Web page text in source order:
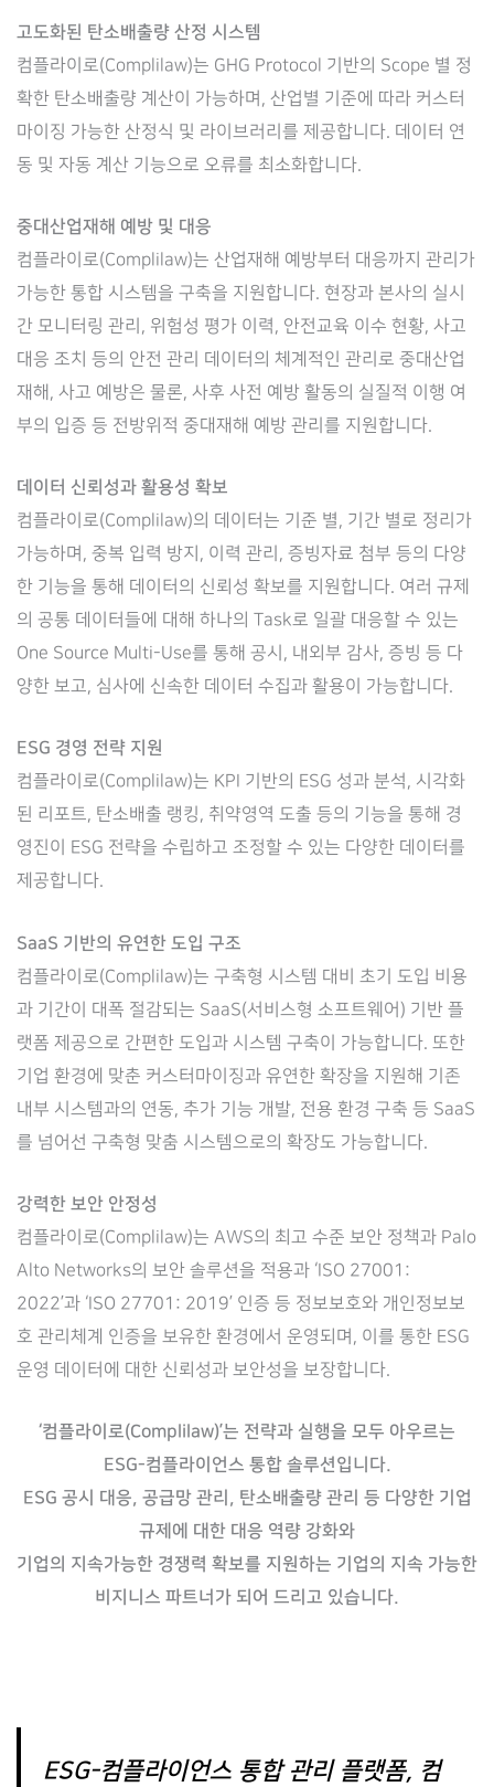
고도화된 탄소배출량 산정 시스템
컴플라이로(Complilaw)는 GHG Protocol 기반의 Scope 별 정
확한 탄소배출량 계산이 가능하며, 산업별 기준에 따라 커스터
마이징 가능한 산정식 및 라이브러리를 제공합니다. 데이터 연
동 및 자동 계산 기능으로 오류를 최소화합니다.
중대산업재해 예방 및 대응
컴플라이로(Complilaw)는 산업재해 예방부터 대응까지 관리가
가능한 통합 시스템을 구축을 지원합니다. 현장과 본사의 실시
간 모니터링 관리, 위험성 평가 이력, 안전교육 이수 현황, 사고
대응 조치 등의 안전 관리 데이터의 체계적인 관리로 중대산업
재해, 사고 예방은 물론, 사후 사전 예방 활동의 실질적 이행 여
부의 입증 등 전방위적 중대재해 예방 관리를 지원합니다.
데이터 신뢰성과 활용성 확보
컴플라이로(Complilaw)의 데이터는 기준 별, 기간 별로 정리가
가능하며, 중복 입력 방지, 이력 관리, 증빙자료 첨부 등의 다양
한 기능을 통해 데이터의 신뢰성 확보를 지원합니다. 여러 규제
의 공통 데이터들에 대해 하나의 Task로 일괄 대응할 수 있는
One Source Multi-Use를 통해 공시, 내외부 감사, 증빙 등 다
양한 보고, 심사에 신속한 데이터 수집과 활용이 가능합니다.
ESG 경영 전략 지원
컴플라이로(Complilaw)는 KPI 기반의 ESG 성과 분석, 시각화
된 리포트, 탄소배출 랭킹, 취약영역 도출 등의 기능을 통해 경
영진이 ESG 전략을 수립하고 조정할 수 있는 다양한 데이터를
제공합니다.
SaaS 기반의 유연한 도입 구조
컴플라이로(Complilaw)는 구축형 시스템 대비 초기 도입 비용
과 기간이 대폭 절감되는 SaaS(서비스형 소프트웨어) 기반 플
랫폼 제공으로 간편한 도입과 시스템 구축이 가능합니다. 또한
기업 환경에 맞춘 커스터마이징과 유연한 확장을 지원해 기존
내부 시스템과의 연동, 추가 기능 개발, 전용 환경 구축 등 SaaS
를 넘어선 구축형 맞춤 시스템으로의 확장도 가능합니다.
강력한 보안 안정성
컴플라이로(Complilaw)는 AWS의 최고 수준 보안 정책과 Palo
Alto Networks의 보안 솔루션을 적용과 ‘ISO 27001:
2022’과 ‘ISO 27701: 2019’ 인증 등 정보보호와 개인정보보
호 관리체계 인증을 보유한 환경에서 운영되며, 이를 통한 ESG
운영 데이터에 대한 신뢰성과 보안성을 보장합니다.
‘컴플라이로(Complilaw)’는 전략과 실행을 모두 아우르는
ESG-컴플라이언스 통합 솔루션입니다.
ESG 공시 대응, 공급망 관리, 탄소배출량 관리 등 다양한 기업
규제에 대한 대응 역량 강화와
기업의 지속가능한 경쟁력 확보를 지원하는 기업의 지속 가능한
비지니스 파트너가 되어 드리고 있습니다.
ESG-컴플라이언스 통합 관리 플랫폼, 컴